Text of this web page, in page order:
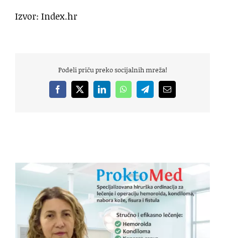
Izvor: Index.hr
Podeli priču preko socijalnih mreža!
Facebook
X LinkedInWhatsAppTelegramEmail